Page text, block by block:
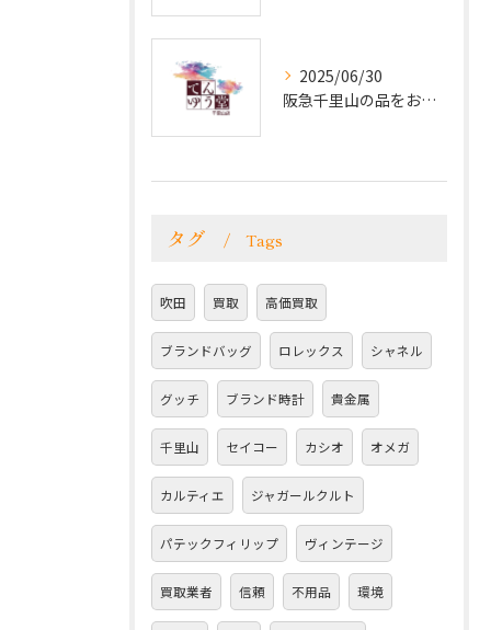
2025/06/30
阪急千里山の品をお探しなら！ブランド品・貴金属を高価買取で手放すチャンス!
タグ Tags
吹田 買取 高価買取
ブランドバッグ ロレックス シャネル
グッチ ブランド時計 貴金属
千里山 セイコー カシオ オメガ
カルティエ ジャガールクルト
パテックフィリップ ヴィンテージ
買取業者 信頼 不用品 環境